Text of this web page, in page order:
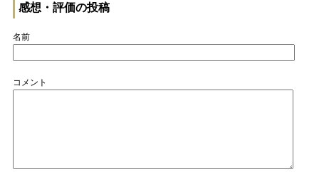
感想・評価の投稿
名前
コメント